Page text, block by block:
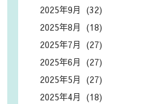
2025年9月 (32)
2025年8月 (18)
2025年7月 (27)
2025年6月 (27)
2025年5月 (27)
2025年4月 (18)